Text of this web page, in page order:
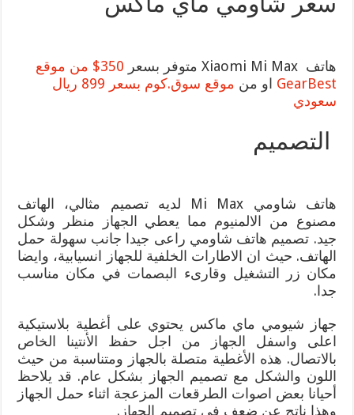
هاتف Xiaomi Mi Max متوفر بسعر
350$ من موقع
GearBest او من
موقع سوق.كوم بسعر 899 ريال
سعودي
التصميم
هاتف شاومي Mi Max لديه تصميم مثالي، الهاتف
مصنوع من الالمنيوم مما يعطي الجهاز منظر وشكل
جيد. تصميم هاتف شاومي راعى جيدا جانب سهولة حمل
الهاتف. حيث ان الاطارات الخلفية للجهاز انسيابية، وايضا
مكان زر التشغيل وقارىء البصمات في مكان مناسب
جدا.
جهاز شيومي ماي ماكس يحتوي على أغطية بلاستيكية
اعلى واسفل الجهاز من اجل حفظ الأنتينا الخاص
بالاتصال. هذه الأغطية متصلة بالجهاز ومتناسبة من حيث
اللون والشكل مع تصميم الجهاز بشكل عام. قد يلاحظ
أحيانا بعض اصوات الطرقعات المزعجة اثناء حمل الجهاز
وهذا ناتج عن ضعف في تصميم الجهاز.